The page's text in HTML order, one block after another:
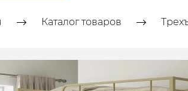
Каталог товаров